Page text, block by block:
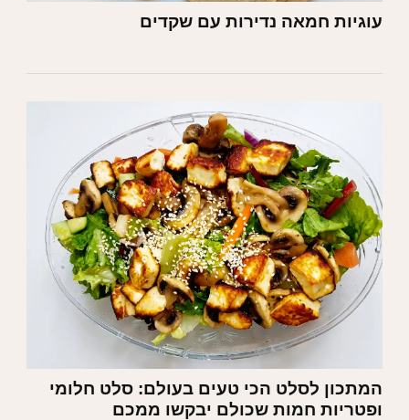
עוגיות חמאה נדירות עם שקדים
המתכון לסלט הכי טעים בעולם: סלט חלומי
ופטריות חמות שכולם יבקשו ממכם